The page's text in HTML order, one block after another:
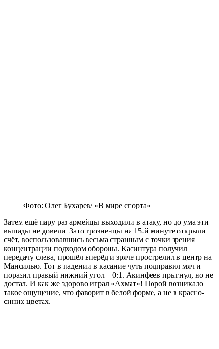
Фото: Олег Бухарев/ «В мире спорта»
Затем ещё пару раз армейцы выходили в атаку, но до ума эти
выпады не довели. Зато грозненцы на 15-й минуте открыли
счёт, воспользовавшись весьма странным с точки зрения
концентрации подходом обороны. Касинтура получил
передачу слева, прошёл вперёд и зряче прострелил в центр на
Мансилью. Тот в падении в касание чуть подправил мяч и
поразил правый нижний угол – 0:1. Акинфеев прыгнул, но не
достал. И как же здорово играл «Ахмат»! Порой возникало
такое ощущение, что фаворит в белой форме, а не в красно-
синих цветах.